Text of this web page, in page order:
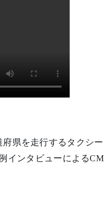
県を走行するタクシー
インタビューによるCM